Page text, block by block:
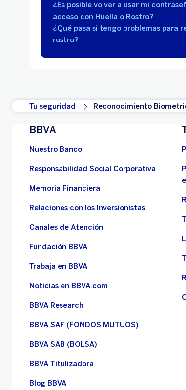
¿Es posible volver a usar mi
acceso con Huella o Rostro?
¿Qué pasa si tengo problemas para
rostro?
Tu seguridad Reconocimiento
BBVA
Nuestro Banco
Responsabilidad Social Corporativa
Memoria Financiera
Relaciones con los Inversionistas
Canales de Atención
Fundación BBVA
Trabaja en BBVA
Noticias en BBVA.com
BBVA Research
BBVA SAF (FONDOS MUTUOS)
BBVA SAB (BOLSA)
BBVA Titulizadora
Blog BBVA